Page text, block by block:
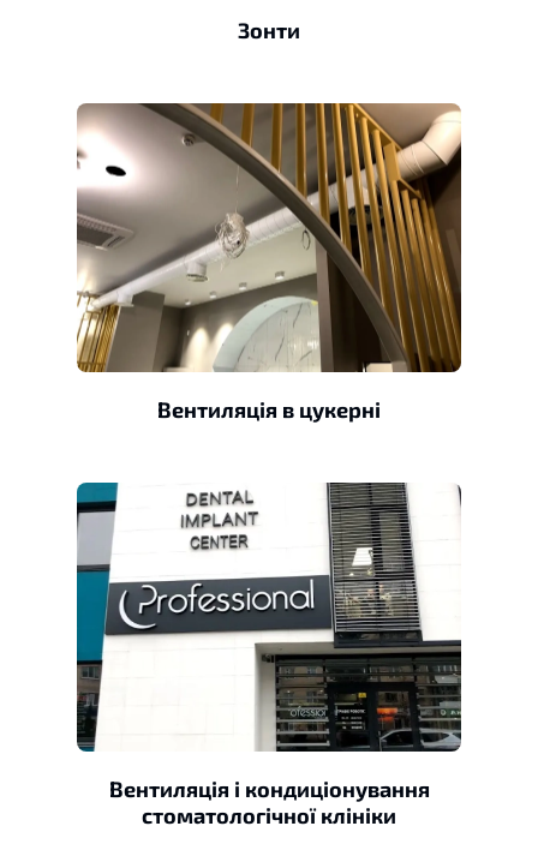
Зонти
Вентиляція в цукерні
Вентиляція і кондиціонування
стоматологічної клініки